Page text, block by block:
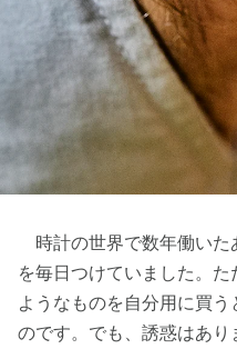
時計の世界で数年働いた
を毎日つけていました。
ようなものを自分用に買
のです。でも、誘惑はあ